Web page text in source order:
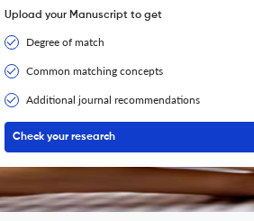
Upload your Manuscript to get
Degree of match
Common matching concepts
Additional journal recommendations
Check your research